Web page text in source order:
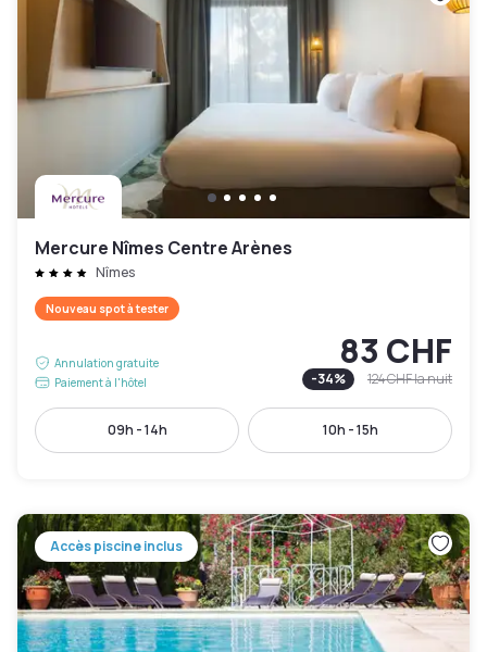
Mercure Nîmes Centre Arènes
Nîmes
Nouveau spot à tester
Annulation gratuite
Paiement à l'hôtel
83 CHF
-34% 124 CHFla nuit
09h - 14h 10h - 15h
Accès piscine inclus